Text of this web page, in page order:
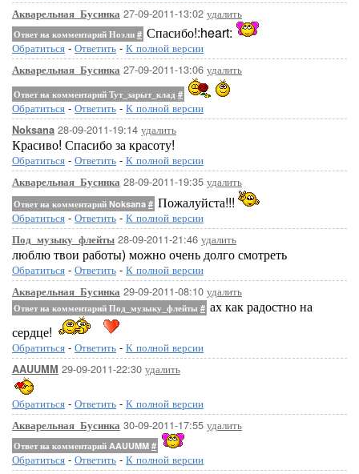
Акварельная_Бусинка 27-09-2011-13:02 удалить
Ответ на комментарий Ноэли # Спасибо!:heart:
Обратиться - Ответить - К полной версии
Акварельная_Бусинка 27-09-2011-13:06 удалить
Ответ на комментарий Тут_зарыт_клад #
Обратиться - Ответить - К полной версии
Noksana 28-09-2011-19:14 удалить
Красиво! Спасибо за красоту!
Обратиться - Ответить - К полной версии
Акварельная_Бусинка 28-09-2011-19:35 удалить
Ответ на комментарий Noksana # Пожалуйста!!!
Обратиться - Ответить - К полной версии
Под_музыку_флейты 28-09-2011-21:46 удалить
люблю твои работы) можно очень долго смотреть
Обратиться - Ответить - К полной версии
Акварельная_Бусинка 29-09-2011-08:10 удалить
Ответ на комментарий Под_музыку_флейты # ах как радостно на
сердце!
Обратиться - Ответить - К полной версии
AAUUMM 29-09-2011-22:30 удалить
Обратиться - Ответить - К полной версии
Акварельная_Бусинка 30-09-2011-17:55 удалить
Ответ на комментарий AAUUMM #
Обратиться - Ответить - К полной версии